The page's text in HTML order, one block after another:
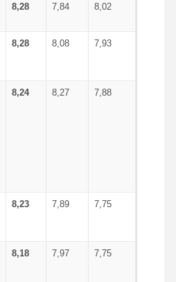
8,28 7,84 8,02
8,28 8,08 7,93
8,24 8,27 7,88
8,23 7,89 7,75
8,18 7,97 7,75